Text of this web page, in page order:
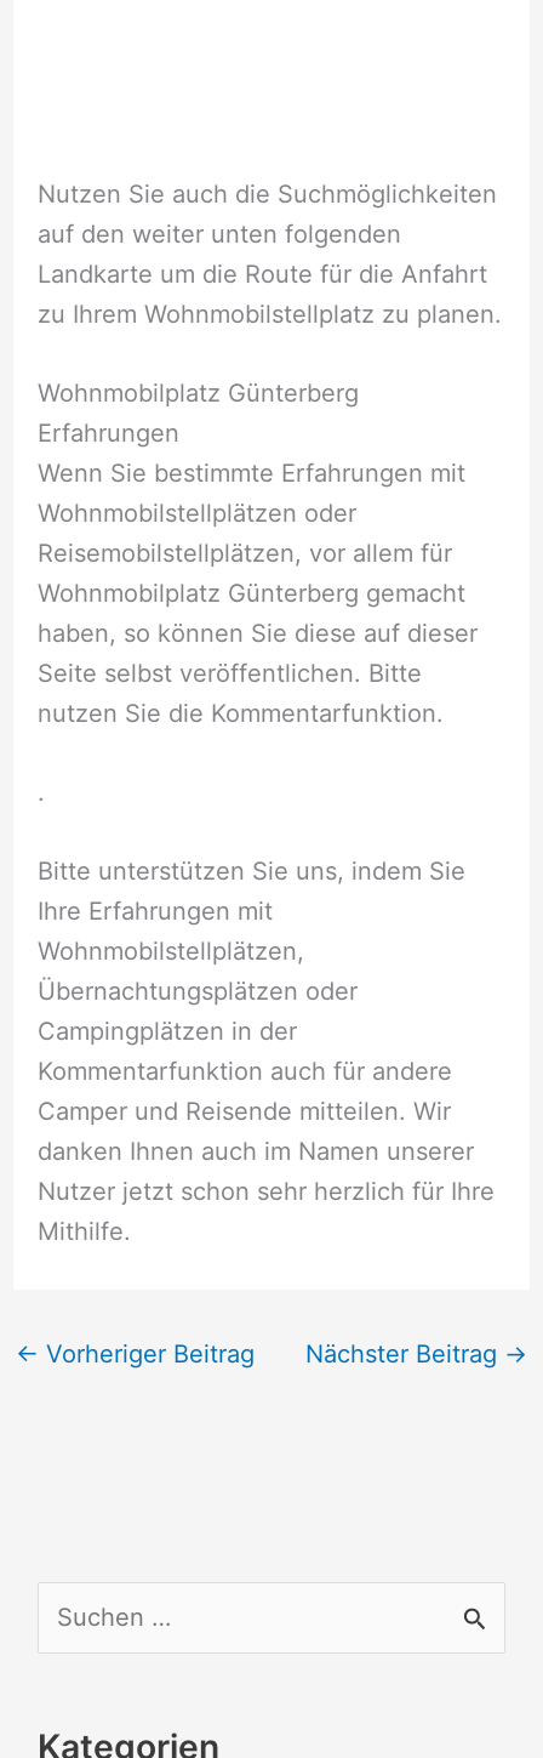
Nutzen Sie auch die Suchmöglichkeiten
auf den weiter unten folgenden
Landkarte um die Route für die Anfahrt
zu Ihrem Wohnmobilstellplatz zu planen.
Wohnmobilplatz Günterberg
Erfahrungen
Wenn Sie bestimmte Erfahrungen mit
Wohnmobilstellplätzen oder
Reisemobilstellplätzen, vor allem für
Wohnmobilplatz Günterberg gemacht
haben, so können Sie diese auf dieser
Seite selbst veröffentlichen. Bitte
nutzen Sie die Kommentarfunktion.
.
Bitte unterstützen Sie uns, indem Sie
Ihre Erfahrungen mit
Wohnmobilstellplätzen,
Übernachtungsplätzen oder
Campingplätzen in der
Kommentarfunktion auch für andere
Camper und Reisende mitteilen. Wir
danken Ihnen auch im Namen unserer
Nutzer jetzt schon sehr herzlich für Ihre
Mithilfe.
← Vorheriger Beitrag Nächster Beitrag →
u
h
Kategorien